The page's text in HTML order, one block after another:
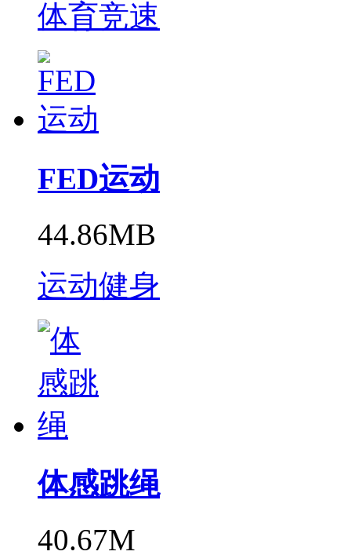
体育竞速
FED运动
44.86MB
运动健身
体感跳绳
40.67M